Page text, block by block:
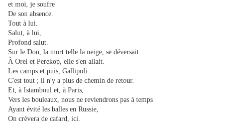
et moi, je soufre
De son absence.
Tout à lui.
Salut, à lui,
Profond salut.
Sur le Don, la mort telle la neige, se déversait
À Orel et Perekop, elle s'en allait.
Les camps et puis, Gallipoli :
C'est tout ; il n'y a plus de chemin de retour.
Et, à Istamboul et, à Paris,
Vers les bouleaux, nous ne reviendrons pas à temps
Ayant évité les balles en Russie,
On crèvera de cafard, ici.